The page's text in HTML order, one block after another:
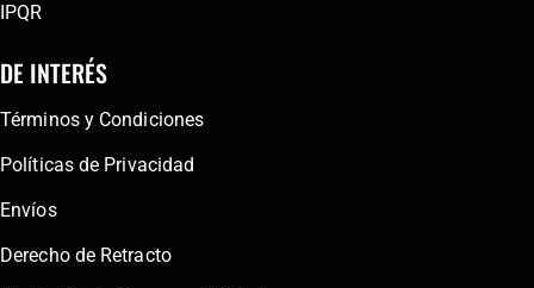
IPQR
DE INTERÉS
Términos y Condiciones
Políticas de Privacidad
Envíos
Derecho de Retracto